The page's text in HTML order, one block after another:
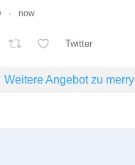
· now
Twitter
Weitere Angebot zu merryll